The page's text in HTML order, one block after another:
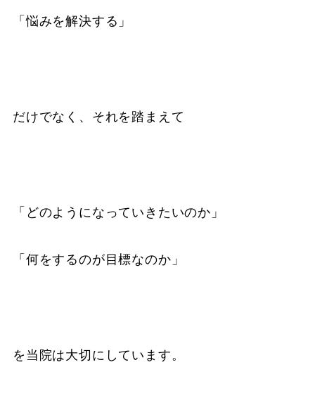
「悩みを解決する」
だけでなく、それを踏まえて
「どのようになっていきたいのか」
「何をするのが目標なのか」
を当院は大切にしています。